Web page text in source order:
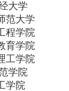
大学
大学
学院
学院
学院
学院
学院